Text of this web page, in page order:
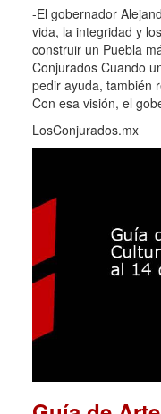
-El gobernador
vida, la integridad y
construir un Puebla
Conjurados Cuando
pedir ayuda, también
Con esa visión, el
LosConjurados.mx